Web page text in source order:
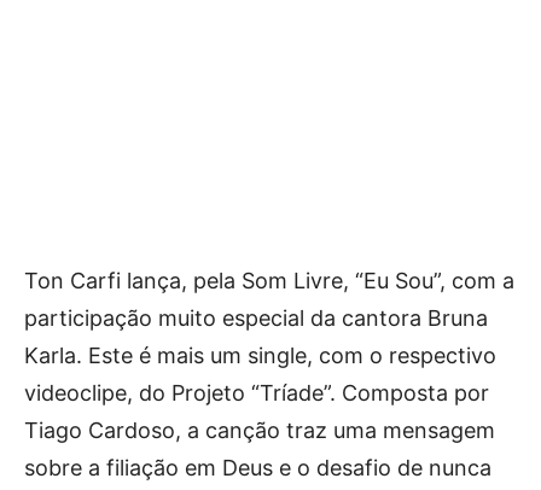
Ton Carfi lança, pela Som Livre, “Eu Sou”, com a
participação muito especial da cantora Bruna
Karla. Este é mais um single, com o respectivo
videoclipe, do Projeto “Tríade”. Composta por
Tiago Cardoso, a canção traz uma mensagem
sobre a filiação em Deus e o desafio de nunca